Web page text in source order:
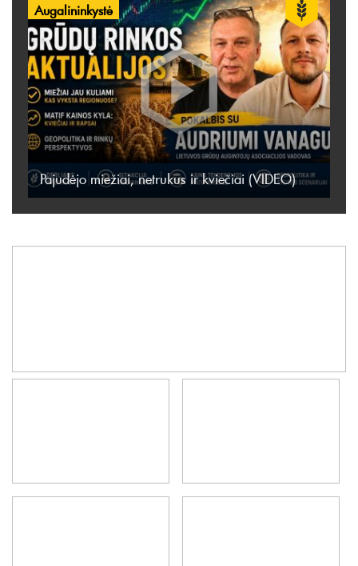
Augalininkystė
Pajudėjo miežiai, netrukus ir kviečiai (VIDEO)